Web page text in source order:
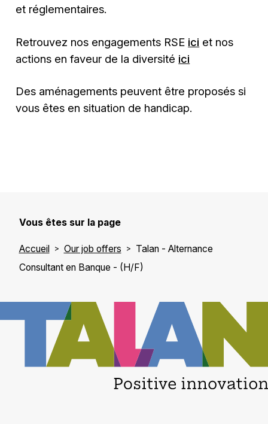
et réglementaires.
Retrouvez nos engagements RSE ici et nos
actions en faveur de la diversité ici
Des aménagements peuvent être proposés si
vous êtes en situation de handicap.
Vous êtes sur la page
Accueil Our job offers
Talan - Alternance
Consultant en Banque - (H/F)